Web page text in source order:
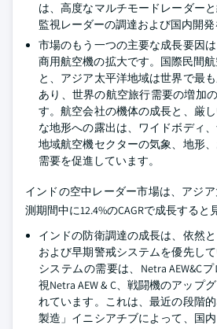
は、高度なマルチモードレーダー
監視レーダーの調達および国内開発
市場のもう一つの主要な成長要因
商用航空機の拡大です。国際民間
と、アジア太平洋地域は世界で最
あり、世界の航空旅行需要の増加
す。航空会社の機体の成長と、厳
な地形への露出は、ワイドボディ
地域航空機セクターの気象、地形
需要を促進しています。
インドの空中レーダー市場は、アジ
測期間中に12.4%のCAGRで成長すると
インドの防衛調達の成長は、依然
および早期警戒システムを優先し
システムの需要は、Netra AEW&C
視Netra AEW & C、戦闘機のアップ
れています。これは、最近の段階
製造」イニシアチブによって、国